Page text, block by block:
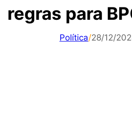
regras para
Política/28/12/